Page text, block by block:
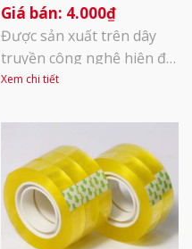
4.000₫
Được sản xuất trên dây
truyền công nghệ hiện đại
với kỹ thuật cắt, phân
hợp thêm một mặt keo
dán, băng dính hai mặt
giúp gắn hai vật với nhau
mà không cần sự tiếp xúc
trực tiếp giữa hai bề mặt
và hoàn toàn không để lộ
Xem chi tiết